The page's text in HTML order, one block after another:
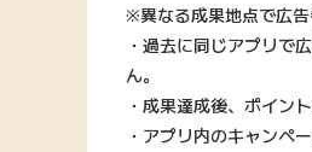
※異なる成果地点で広告
・過去に同じアプリで
ん。
・成果達成後、ポイン
・アプリ内のキャンペ